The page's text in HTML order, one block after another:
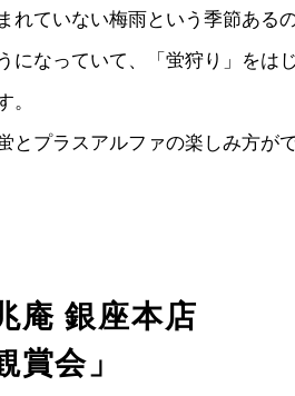
れていない梅雨という季節ある
になっていて、「蛍狩り」をは
。
とプラスアルファの楽しみ方が
庵 銀座本店
賞会」